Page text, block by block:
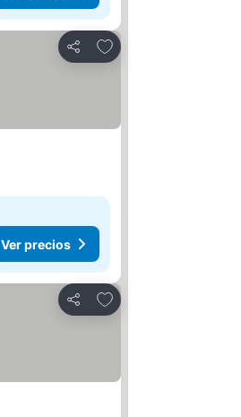
Compartir
Agregar a favoritos
Ver precios
Compartir
Agregar a favoritos